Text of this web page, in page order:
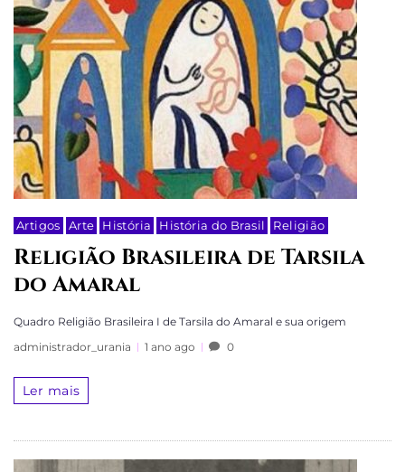
Artigos Arte História História do Brasil Religião
Religião Brasileira de Tarsila
do Amaral
Quadro Religião Brasileira I de Tarsila do Amaral e sua origem
administrador_urania
1 ano ago 0
Ler mais